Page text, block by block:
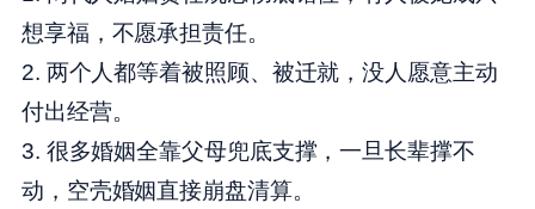
想享福，不愿承担责任。
2. 两个人都等着被照顾、被迁就，没人愿意主动
付出经营。
3. 很多婚姻全靠父母兜底支撑，一旦长辈撑不
动，空壳婚姻直接崩盘清算。